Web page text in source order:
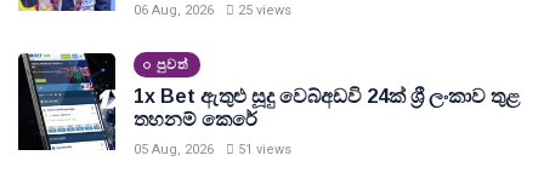
06 Aug, 2026 25 views
පුවත්
1x Bet ඇතුළු සූදු වෙබ්අඩවි 24ක් ශ්‍රී ලංකාව තුළ
තහනම් කෙරේ
05 Aug, 2026 51 views